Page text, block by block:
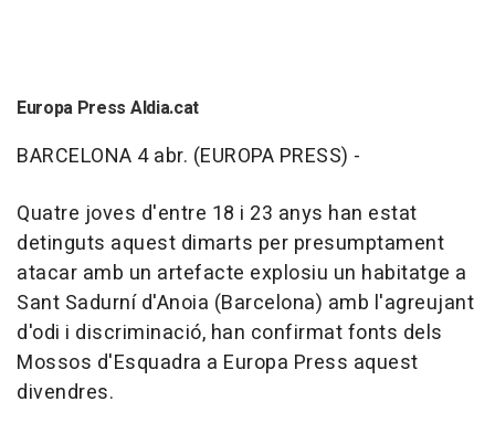
Europa Press Aldia.cat
BARCELONA 4 abr. (EUROPA PRESS) -
Quatre joves d'entre 18 i 23 anys han estat
detinguts aquest dimarts per presumptament
atacar amb un artefacte explosiu un habitatge a
Sant Sadurní d'Anoia (Barcelona) amb l'agreujant
d'odi i discriminació, han confirmat fonts dels
Mossos d'Esquadra a Europa Press aquest
divendres.